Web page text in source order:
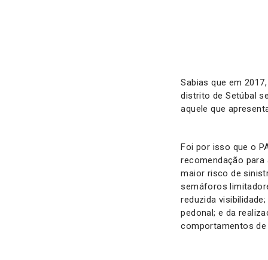
Sabias que em
distrito de Setúbal
aquele que
Foi por isso que o
recomendação
maior risco de
semáforos
reduzida
pedonal; e da
comportamentos